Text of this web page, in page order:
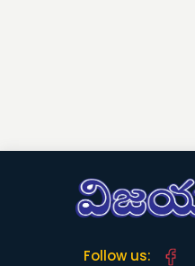
Follow us: